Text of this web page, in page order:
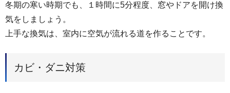
冬期の寒い時期でも、１時間に5分程度、窓やドアを開け換
気をしましょう。
上手な換気は、室内に空気が流れる道を作ることです。
カビ・ダニ対策